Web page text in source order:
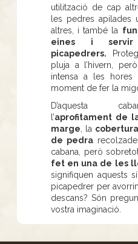
utilització de cap
les pedres
altres, i també la
eines i servir
picapedrers.
pluja a l’hivern,
intensa a les hores
moment de fer la
D’aquesta
l’aprofitament de
marge , la
de pedra
cabana, però
fet en una de les
signifiquen aquests
picapedrer per
descans? Són
vostra imaginació.